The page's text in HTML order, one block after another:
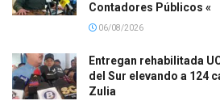
Contadores Públicos «
06/08/2026
Entregan rehabilitada
del Sur elevando a 124
Zulia